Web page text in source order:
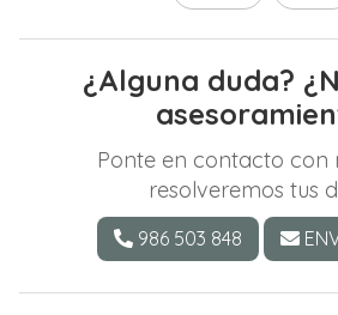
¿Alguna duda?
Ponte en contacto con
resolveremos tus
986 503 848